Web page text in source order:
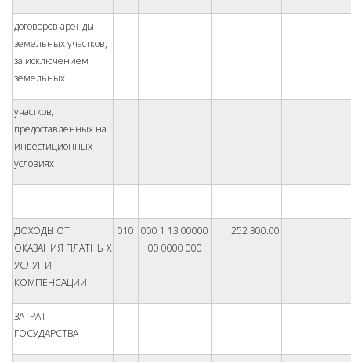
договоров аренды
земельных участков,
за исключением
земельных
участков,
предоставленных на
инвестиционных
условиях
ДОХОДЫ ОТ
ОКАЗАНИЯ ПЛАТНЫ Х
УСЛУГ И
КОМПЕНСАЦИИ
010 000 1 13 00000
00 0000 000
252 300.00
ЗАТРАТ
ГОСУДАРСТВА